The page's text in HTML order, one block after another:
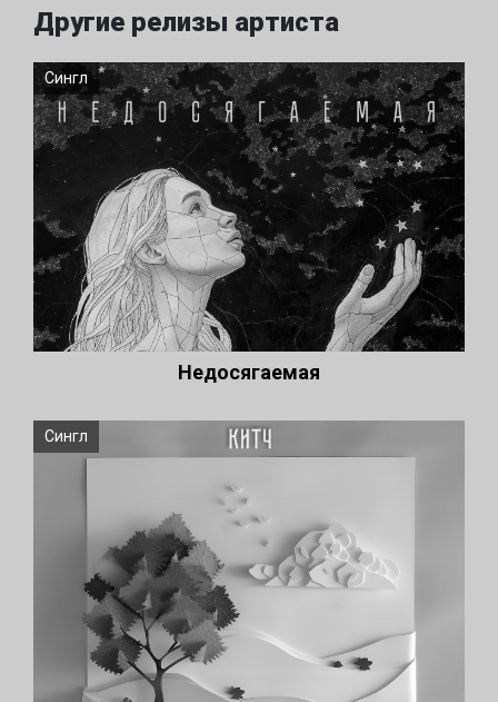
Другие релизы артиста
Сингл
Недосягаемая
Сингл